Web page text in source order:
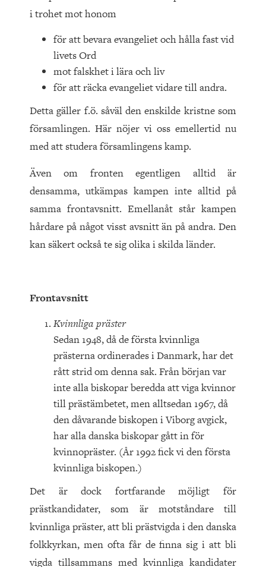
i trohet mot honom
för att bevara evangeliet och hålla fast vid
livets Ord
mot falskhet i lära och liv
för att räcka evangeliet vidare till andra.
Detta gäller f.ö. såväl den enskilde kristne som
församlingen. Här nöjer vi oss emellertid nu
med att studera församlingens kamp.
Även om fronten egentligen alltid är
densamma, utkämpas kampen inte alltid på
samma frontavsnitt. Emellanåt står kampen
hårdare på något visst avsnitt än på andra. Den
kan säkert också te sig olika i skilda länder.
Frontavsnitt
Kvinnliga präster
Sedan 1948, då de första kvinnliga
prästerna ordinerades i Danmark, har det
rått strid om denna sak. Från början var
inte alla biskopar beredda att viga kvinnor
till prästämbetet, men alltsedan 1967, då
den dåvarande biskopen i Viborg avgick,
har alla danska biskopar gått in för
kvinnopräster. (År 1992 fick vi den första
kvinnliga biskopen.)
Det är dock fortfarande möjligt för
prästkandidater, som är motståndare till
kvinnliga präster, att bli prästvigda i den danska
folkkyrkan, men ofta får de finna sig i att bli
vigda tillsammans med kvinnliga kandidater